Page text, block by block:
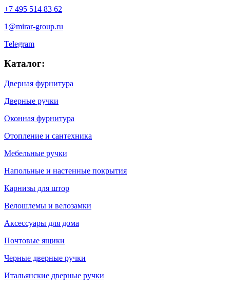
+7 495 514 83 62
1@mirar-group.ru
Telegram
Каталог:
Дверная фурнитура
Дверные ручки
Оконная фурнитура
Отопление и сантехника
Мебельные ручки
Напольные и настенные покрытия
Карнизы для штор
Велошлемы и велозамки
Аксессуары для дома
Почтовые ящики
Черные дверные ручки
Итальянские дверные ручки